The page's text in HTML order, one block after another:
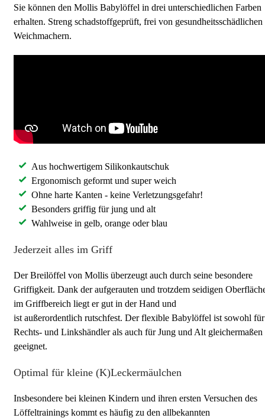
Sie können den Mollis Babylöffel in drei unterschiedlichen Farben
erhalten. Streng schadstoffgeprüft, frei von gesundheitsschädlichen
Weichmachern.
Aus hochwertigem Silikonkautschuk
Ergonomisch geformt und super weich
Ohne harte Kanten - keine Verletzungsgefahr!
Besonders griffig für jung und alt
Wahlweise in gelb, orange oder blau
Jederzeit alles im Griff
Der Breilöffel von Mollis überzeugt auch durch seine besondere
Griffigkeit. Dank der aufgerauten und trotzdem seidigen
im Griffbereich liegt er gut in der Hand und
ist außerordentlich rutschfest. Der flexible Babylöffel ist sowohl für
Rechts- und Linkshändler als auch für Jung und Alt gleichermaßen
geeignet.
Optimal für kleine (K)Leckermäulchen
Insbesondere bei kleinen Kindern und ihren ersten Versuchen des
Löffeltrainings kommt es häufig zu den allbekannten